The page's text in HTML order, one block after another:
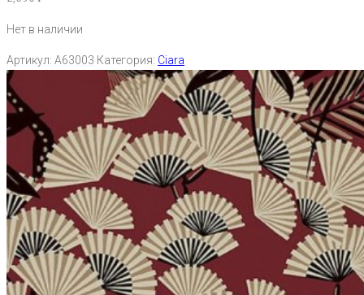
Нет в наличии
Артикул: A63003 Категория: Ciara